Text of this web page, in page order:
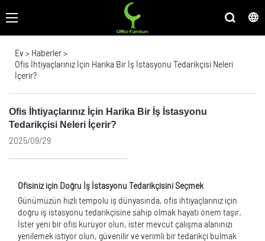
Ev > Haberler>
Ofis İhtiyaçlarınız İçin Harika Bir İş İstasyonu Tedarikçisi Neleri
İçerir?
Ofis İhtiyaçlarınız İçin Harika Bir İş İstasyonu
Tedarikçisi Neleri İçerir?
2025/09/29
Ofisiniz için Doğru İş İstasyonu Tedarikçisini Seçmek
Günümüzün hızlı tempolu iş dünyasında, ofis ihtiyaçlarınız için
doğru iş istasyonu tedarikçisine sahip olmak hayati önem taşır.
İster yeni bir ofis kuruyor olun, ister mevcut çalışma alanınızı
yenilemek istiyor olun, güvenilir ve verimli bir tedarikçi bulmak